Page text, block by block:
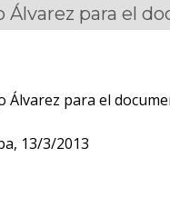
Álvarez para el
Álvarez para el
13/3/2013